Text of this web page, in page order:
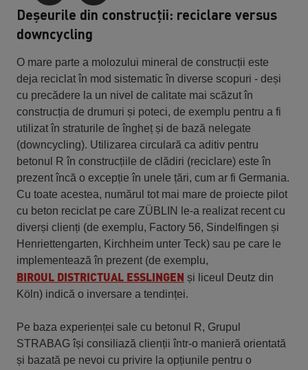
Deșeurile din construcții: reciclare versus
downcycling
O mare parte a molozului mineral de construcții este
deja reciclat în mod sistematic în diverse scopuri - deși
cu precădere la un nivel de calitate mai scăzut în
construcția de drumuri și poteci, de exemplu pentru a fi
utilizat în straturile de îngheț și de bază nelegate
(downcycling). Utilizarea circulară ca aditiv pentru
betonul R în construcțiile de clădiri (reciclare) este în
prezent încă o excepție în unele țări, cum ar fi Germania.
Cu toate acestea, numărul tot mai mare de proiecte pilot
cu beton reciclat pe care ZÜBLIN le-a realizat recent cu
diverși clienți (de exemplu, Factory 56, Sindelfingen și
Henriettengarten, Kirchheim unter Teck) sau pe care le
implementează în prezent (de exemplu,
BIROUL DISTRICTUAL ESSLINGEN și liceul Deutz din
Köln) indică o inversare a tendinței.
Pe baza experienței sale cu betonul R, Grupul
STRABAG își consiliază clienții într-o manieră orientată
și bazată pe nevoi cu privire la opțiunile pentru o